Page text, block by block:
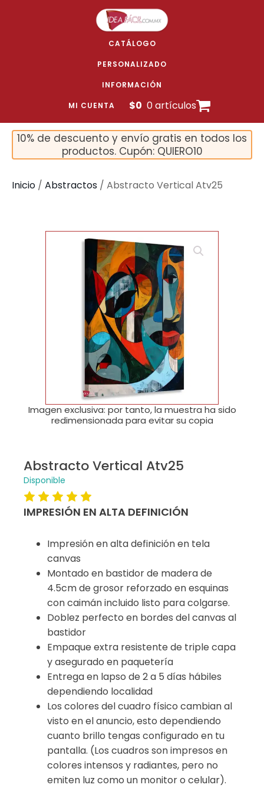
CATÁLOGO
PERSONALIZADO
INFORMACIÓN
MI CUENTA $0 0 artículos
10% de descuento y envío gratis en todos los
productos. Cupón: QUIERO10
Inicio / Abstractos / Abstracto Vertical Atv25
🔍
Imagen exclusiva: por tanto, la muestra ha sido
redimensionada para evitar su copia
Abstracto Vertical Atv25
Disponible
IMPRESIÓN EN ALTA DEFINICIÓN
Impresión en alta definición en tela
canvas
Montado en bastidor de madera de
4.5cm de grosor reforzado en esquinas
con caimán incluido listo para colgarse.
Doblez perfecto en bordes del canvas al
bastidor
Empaque extra resistente de triple capa
y asegurado en paquetería
Entrega en lapso de 2 a 5 días hábiles
dependiendo localidad
Los colores del cuadro físico cambian al
visto en el anuncio, esto dependiendo
cuanto brillo tengas configurado en tu
pantalla. (Los cuadros son impresos en
colores intensos y radiantes, pero no
emiten luz como un monitor o celular).